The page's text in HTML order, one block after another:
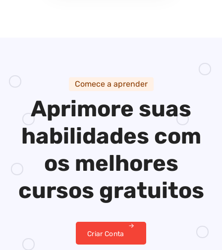
Comece a aprender
Aprimore suas
habilidades com
os melhores
cursos gratuitos
Criar Conta